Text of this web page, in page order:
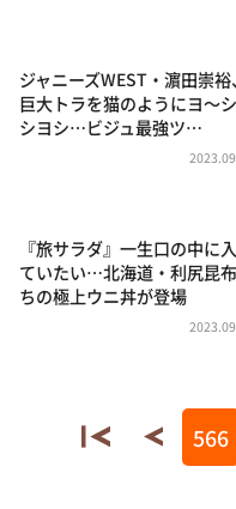
ジャニーズWEST・濵田崇裕、
巨大トラを猫のようにヨ～
シヨシ…ビジュ最強ツ…
『旅サラダ』一生口の中に
ていたい…北海道・利尻昆
ちの極上ウニ丼が登場
566